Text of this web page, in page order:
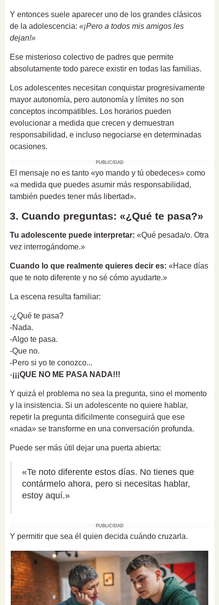
Y entonces suele aparecer uno de los grandes clásicos
de la adolescencia: «¡Pero a todos mis amigos les
dejan!»
Ese misterioso colectivo de padres que permite
absolutamente todo parece existir en todas las familias.
Los adolescentes necesitan conquistar progresivamente
mayor autonomía, pero autonomía y límites no son
conceptos incompatibles. Los horarios pueden
evolucionar a medida que crecen y demuestran
responsabilidad, e incluso negociarse en determinadas
ocasiones.
PUBLICIDAD
El mensaje no es tanto «yo mando y tú obedeces» como
«a medida que puedes asumir más responsabilidad,
también puedes tener más libertad».
3. Cuando preguntas: «¿Qué te pasa?»
Tu adolescente puede interpretar: «Qué pesada/o. Otra
vez interrogándome.»
Cuando lo que realmente quieres decir es: «Hace días
que te noto diferente y no sé cómo ayudarte.»
La escena resulta familiar:
-¿Qué te pasa?
-Nada.
-Algo te pasa.
-Que no.
-Pero si yo te conozco...
-¡¡¡QUE NO ME PASA NADA!!!
Y quizá el problema no sea la pregunta, sino el momento
y la insistencia. Si un adolescente no quiere hablar,
repetir la pregunta difícilmente conseguirá que ese
«nada» se transforme en una conversación profunda.
Puede ser más útil dejar una puerta abierta:
«Te noto diferente estos días. No tienes que
contármelo ahora, pero si necesitas hablar,
estoy aquí.»
PUBLICIDAD
Y permitir que sea él quien decida cuándo cruzarla.